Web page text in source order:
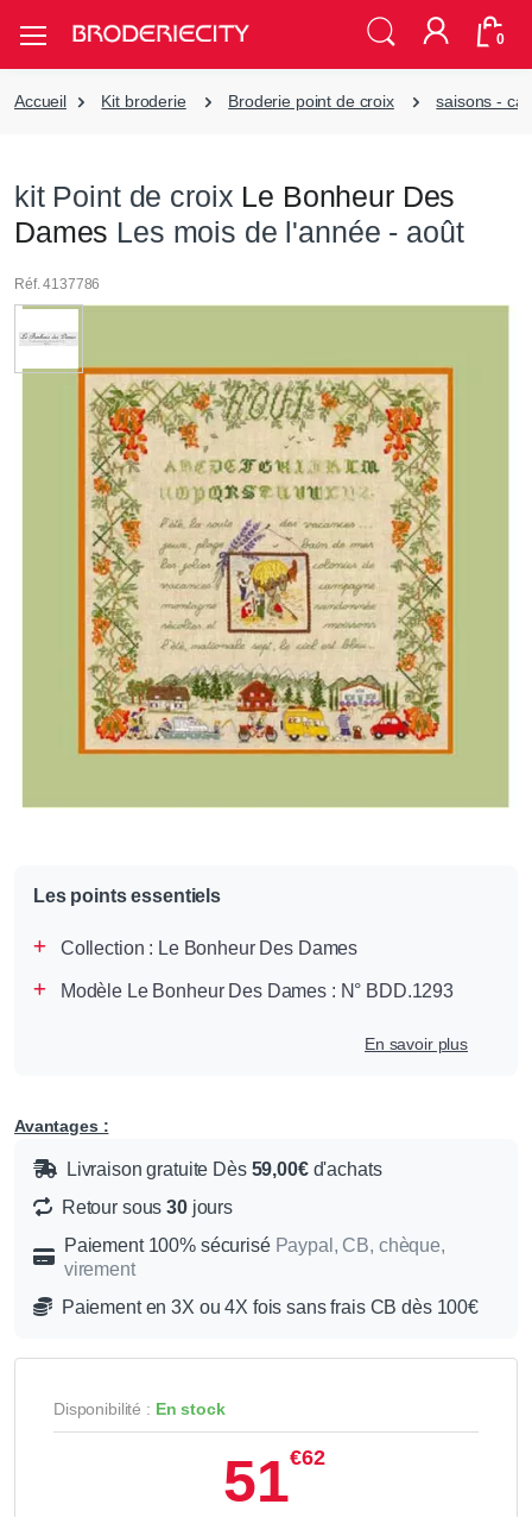
0
Accueil Kit broderie Broderie point de croix saisons -
kit Point de croix Le Bonheur Des
Dames Les mois de l'année - août
Réf. 4137786
Les points essentiels
Collection : Le Bonheur Des Dames
Modèle Le Bonheur Des Dames : N° BDD.1293
En savoir plus
Avantages :
Livraison gratuite Dès 59,00€d'achats
Retour sous30jours
Paiement 100% sécurisé Paypal, CB, chèque,
virement
Paiement en 3X ou 4X fois sans frais CB dès 100€
Disponibilité : En stock
51€62